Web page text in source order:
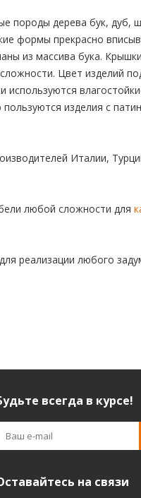
породы дерева бук, дуб,
формы прекрасно
из массива бука.
Цвет изделий
изделия с
Италии,
любой сложности для
реализации любого
всегда в курсе!
на связи